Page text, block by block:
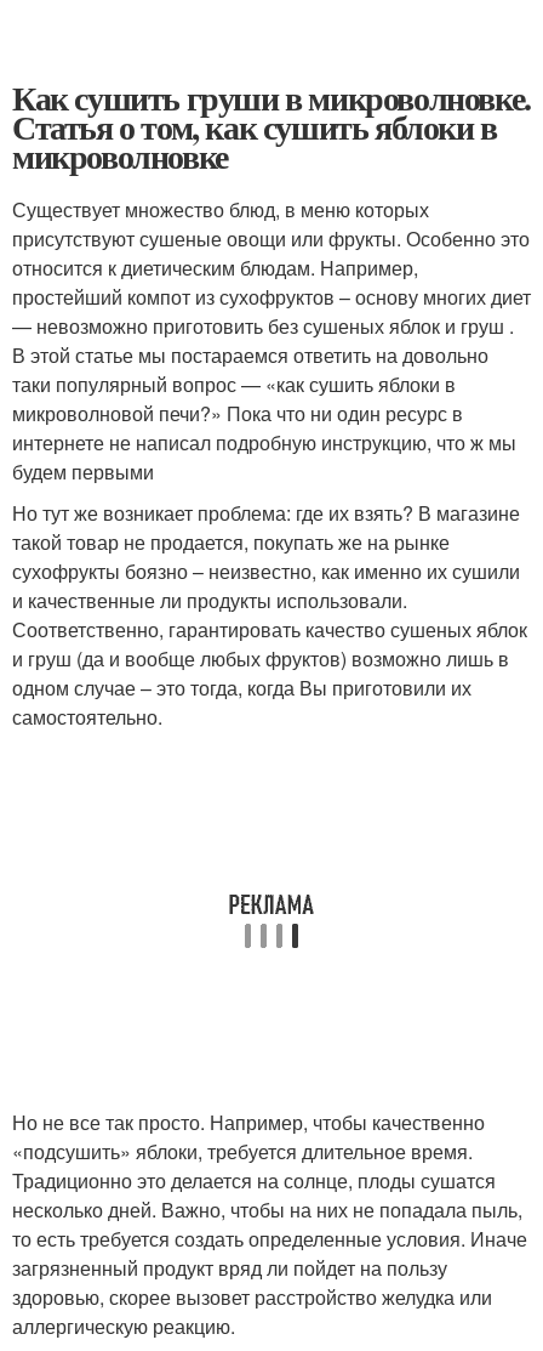
Как сушить груши в микроволновке.
Статья о том, как сушить яблоки в
микроволновке
Существует множество блюд, в меню которых
присутствуют сушеные овощи или фрукты. Особенно это
относится к диетическим блюдам. Например,
простейший компот из сухофруктов – основу многих диет
— невозможно приготовить без сушеных яблок и груш .
В этой статье мы постараемся ответить на довольно
таки популярный вопрос — «как сушить яблоки в
микроволновой печи?» Пока что ни один ресурс в
интернете не написал подробную инструкцию, что ж мы
будем первыми
Но тут же возникает проблема: где их взять? В магазине
такой товар не продается, покупать же на рынке
сухофрукты боязно – неизвестно, как именно их сушили
и качественные ли продукты использовали.
Соответственно, гарантировать качество сушеных яблок
и груш (да и вообще любых фруктов) возможно лишь в
одном случае – это тогда, когда Вы приготовили их
самостоятельно.
Но не все так просто. Например, чтобы качественно
«подсушить» яблоки, требуется длительное время.
Традиционно это делается на солнце, плоды сушатся
несколько дней. Важно, чтобы на них не попадала пыль,
то есть требуется создать определенные условия. Иначе
загрязненный продукт вряд ли пойдет на пользу
здоровью, скорее вызовет расстройство желудка или
аллергическую реакцию.